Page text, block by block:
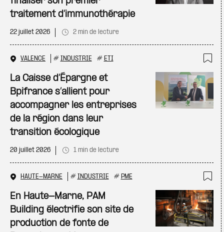
traitement d’immunothérapie
22 juillet 2026 2 min de lecture
VALENCE # INDUSTRIE # ETI
La Caisse d’Épargne et
Bpifrance s’allient pour
accompagner les entreprises
de la région dans leur
transition écologique
20 juillet 2026 1 min de lecture
HAUTE-MARNE # INDUSTRIE # PME
En Haute-Marne, PAM
Building électrifie son site de
production de fonte de